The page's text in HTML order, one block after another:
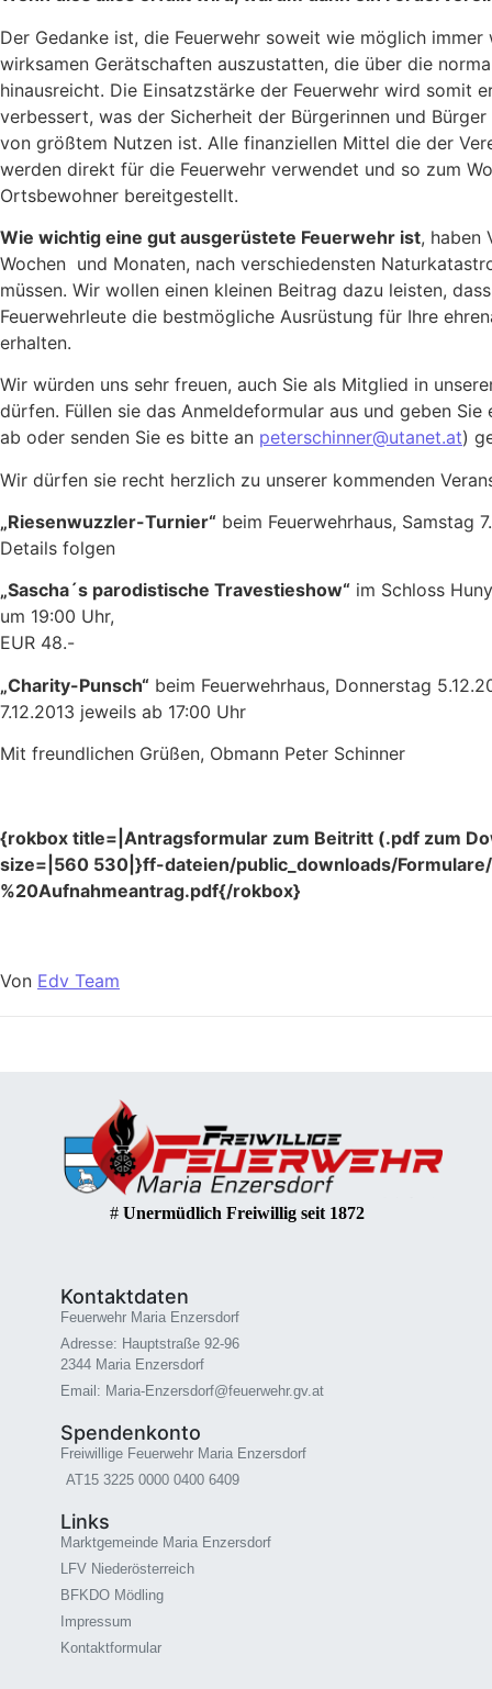
Der Gedanke ist, die Feuerwehr soweit wie möglich immer
wirksamen Gerätschaften auszustatten, die über die
hinausreicht. Die Einsatzstärke der Feuerwehr wird somit
verbessert, was der Sicherheit der Bürgerinnen und
von größtem Nutzen ist. Alle finanziellen Mittel die der
werden direkt für die Feuerwehr verwendet und so zum
Ortsbewohner bereitgestellt.
Wie wichtig eine gut ausgerüstete Feuerwehr ist, haben
Wochen und Monaten, nach verschiedensten
müssen. Wir wollen einen kleinen Beitrag dazu leisten,
Feuerwehrleute die bestmögliche Ausrüstung für Ihre
erhalten.
Wir würden uns sehr freuen, auch Sie als Mitglied in
dürfen. Füllen sie das Anmeldeformular aus und geben Sie
ab oder senden Sie es bitte an peterschinner@utanet.at)
Wir dürfen sie recht herzlich zu unserer kommenden
„Riesenwuzzler-Turnier“ beim Feuerwehrhaus, Samstag
Details folgen
„Sascha´s parodistische Travestieshow“ im Schloss
um 19:00 Uhr, Eintritt
EUR 48.-
„Charity-Punsch“ beim Feuerwehrhaus, Donnerstag
7.12.2013 jeweils ab 17:00 Uhr
Mit freundlichen Grüßen, Obmann Peter Schinner
{rokbox title=|Antragsformular zum Beitritt (.pdf zum
size=|560 530|}ff-dateien/public_downloads/
%20Aufnahmeantrag.pdf{/rokbox}
Von Edv Team
# Unermüdlich Freiwillig seit 1872
Kontaktdaten
Feuerwehr Maria Enzersdorf
Adresse: Hauptstraße 92-96
2344 Maria Enzersdorf
Email: Maria-Enzersdorf@feuerwehr.gv.at
Spendenkonto
Freiwillige Feuerwehr Maria Enzersdorf
AT15 3225 0000 0400 6409
Links
Marktgemeinde Maria Enzersdorf
LFV Niederösterreich
BFKDO Mödling
Impressum
Kontaktformular